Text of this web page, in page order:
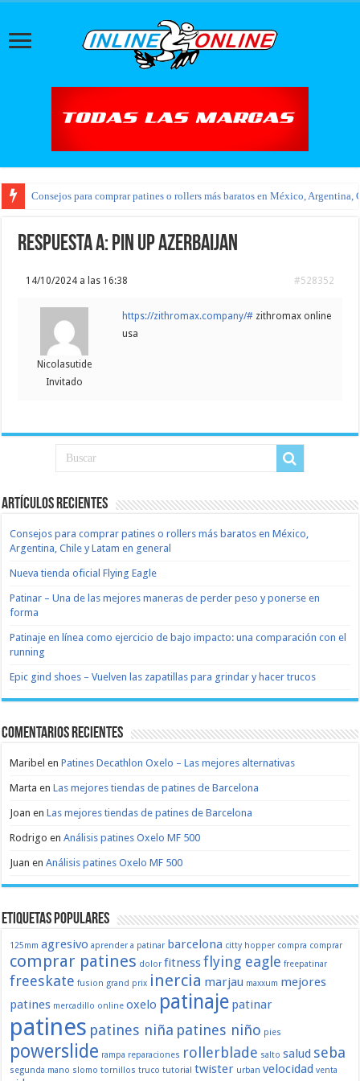
Consejos para comprar patines o rollers más baratos en México, Argentina,
Respuesta a: pin up azerbaijan
14/10/2024 a las 16:38 #528352
Nicolasutide
Invitado
https://zithromax.company/# zithromax online
usa
Artículos recientes
Consejos para comprar patines o rollers más baratos en México,
Argentina, Chile y Latam en general
Nueva tienda oficial Flying Eagle
Patinar – Una de las mejores maneras de perder peso y ponerse en
forma
Patinaje en línea como ejercicio de bajo impacto: una comparación con el
running
Epic gind shoes – Vuelven las zapatillas para grindar y hacer trucos
Comentarios recientes
Maribel enPatines Decathlon Oxelo – Las mejores alternativas
Marta enLas mejores tiendas de patines de Barcelona
Joan enLas mejores tiendas de patines de Barcelona
Rodrigo enAnálisis patines Oxelo MF 500
Juan enAnálisis patines Oxelo MF 500
Etiquetas populares
125mm agresivo aprender a patinar barcelona citty hopper compra comprar
comprar patines dolor fitnessflying eagle freepatinar
freeskate fusion grand prix inercia marjau maxxum mejores
patines mercadillo online oxelo patinaje patinar
patines patines niña patines niño pies
powerslide rampa reparaciones rollerblade salto salud seba
segunda mano slomo tornillos truco tutorial twister urban velocidad venta